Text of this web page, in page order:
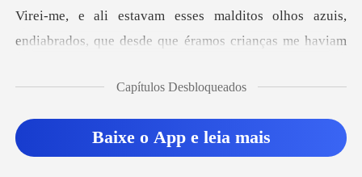
Baixar App
i-me, e ali estavam esses malditos olhos azuis,
endiabrad
banheiro e fechando
Capítulos Desbloqueados
Baixe o App e leia mais